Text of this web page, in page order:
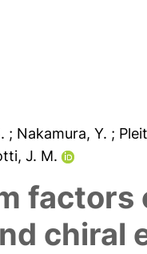
; Nakamura, Y. ;
J. M.
chiral